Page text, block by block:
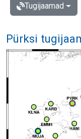
Tugijaamad
Pürksi